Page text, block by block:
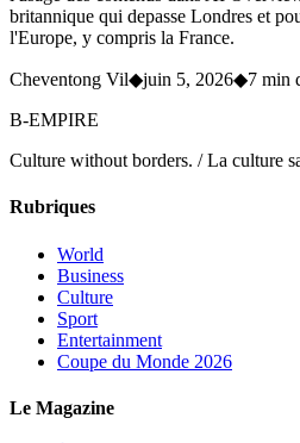
britannique qui depasse Londres et
l'Europe, y compris la France.
Cheventong Vil◆juin 5, 2026◆7 min
B-EMPIRE
Culture without borders. / La culture
Rubriques
World
Business
Culture
Sport
Entertainment
Coupe du Monde 2026
Le Magazine